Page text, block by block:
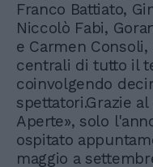
Franco Battiato,
Niccolò Fabi,
e Carmen
centrali di tutto il
coinvolgendo
spettatori.Grazie
Aperte», solo
ospitato
maggio a